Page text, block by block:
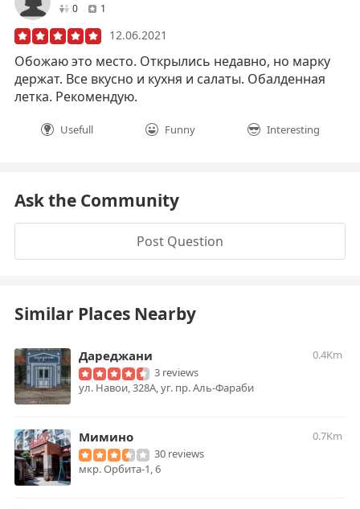
0друзей1
12.06.2021
Обожаю это место. Открылись недавно, но марку
держат. Все вкусно и кухня и салаты. Обалденная
летка. Рекомендую.
Usefull Funny Interesting
Ask the Community
Post Question
Similar Places Nearby
Дареджани
0.4Km
3 reviews
ул. Навои, 328А, уг. пр. Аль-Фараби
Мимино
0.7Km
30 reviews
мкр. Орбита-1, 6